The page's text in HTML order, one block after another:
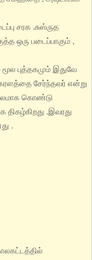
சரக .சுஸ்ருத
ஒரு படைப்பாகும் ,
புத்தகமும் இதுவே
சேர்ந்தவர் என்று
கொண்டு
திகழ்கிறது .இவரது
.